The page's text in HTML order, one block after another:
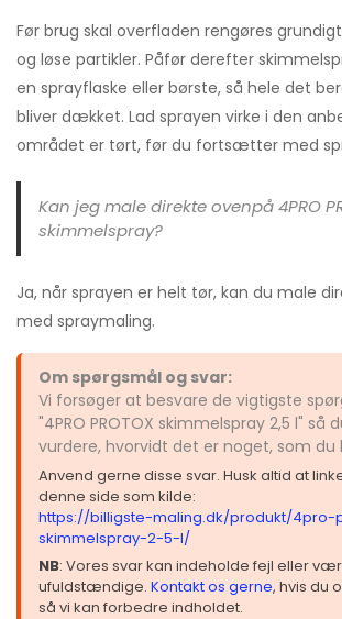
Før brug skal overfladen rengøres
og løse partikler. Påfør derefter
en sprayflaske eller børste, så hele det
bliver dækket. Lad sprayen virke i den
området er tørt, før du fortsætter med
Kan jeg male direkte ovenpå 4PRO
skimmelspray?
Ja, når sprayen er helt tør, kan du male
med spraymaling.
Om spørgsmål og svar:
Vi forsøger at besvare de vigtigste
"4PRO PROTOX skimmelspray 2,5 l" så
vurdere, hvorvidt det er noget, som du
Anvend gerne disse svar. Husk altid at
denne side som kilde:
https://billigste-maling.dk/produkt/4pro-
skimmelspray-2-5-l/
NB: Vores svar kan indeholde fejl eller
ufuldstændige. Kontakt os gerne, hvis du
så vi kan forbedre indholdet.